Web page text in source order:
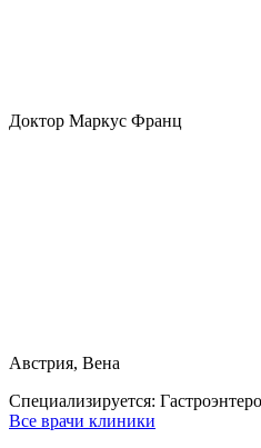
Доктор Маркус Франц
Австрия, Вена
Специализируется:
Все врачи клиники